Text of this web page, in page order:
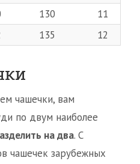
130
11
135 12
чашечки, вам
по двум наиболее
на два. С
чашечек зарубежных